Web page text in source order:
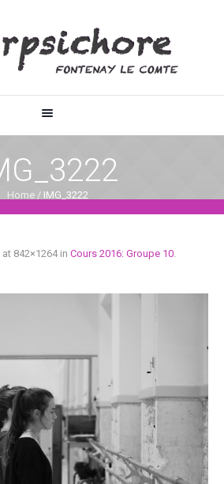
Home / IMG_3222
at 842×1264 in Cours 2016: Groupe 10.